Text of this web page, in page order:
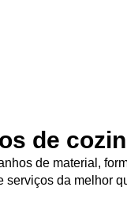
de
de material,
da melhor